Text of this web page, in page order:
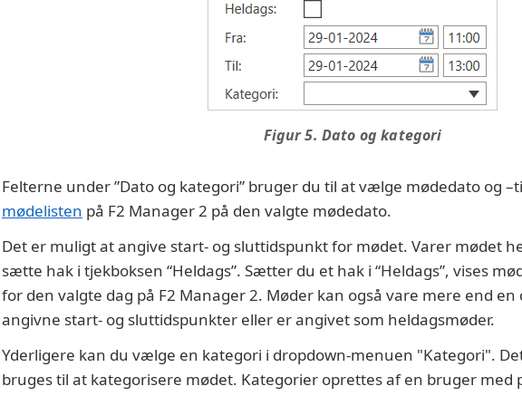
Figur 5. Dato og kategori
Felterne under ”Dato og kategori” bruger du til at vælge mødedato og
mødelisten på F2 Manager 2 på den valgte mødedato.
Det er muligt at angive start- og sluttidspunkt for mødet. Varer mødet
sætte hak i tjekboksen “Heldags”. Sætter du et hak i “Heldags”, vises
for den valgte dag på F2 Manager 2. Møder kan også vare mere end
angivne start- og sluttidspunkter eller er angivet som heldagsmøder.
Yderligere kan du vælge en kategori i dropdown-menuen "Kategori".
bruges til at kategorisere mødet. Kategorier oprettes af en bruger med